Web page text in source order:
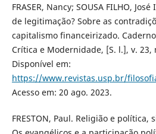
FRASER, Nancy; SOUSA FILHO,
de legitimação? Sobre as
capitalismo financeirizado.
Crítica e Modernidade, [S. l.], v. 23,
Disponível em:
https://www.revistas.usp.br/
Acesso em: 20 ago. 2023.
FRESTON, Paul. Religião e política,